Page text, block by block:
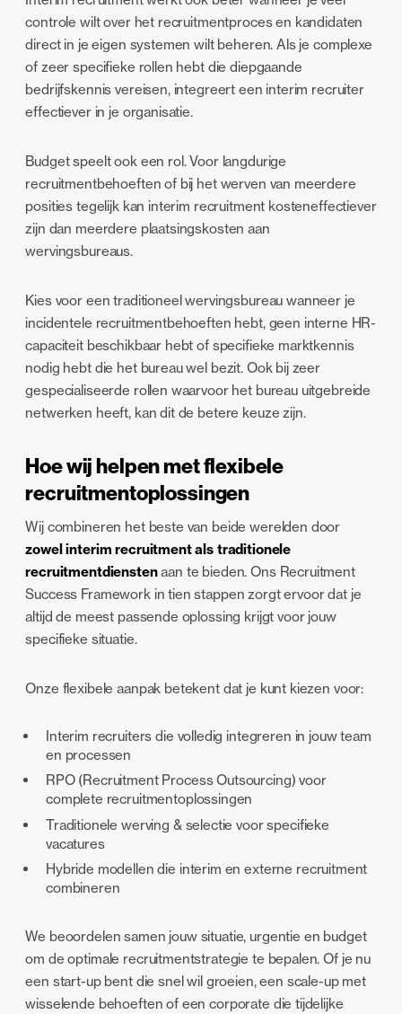
controle wilt over het recruitmentproces en kandidaten
direct in je eigen systemen wilt beheren. Als je complexe
of zeer specifieke rollen hebt die diepgaande
bedrijfskennis vereisen, integreert een interim recruiter
effectiever in je organisatie.
Budget speelt ook een rol. Voor langdurige
recruitmentbehoeften of bij het werven van meerdere
posities tegelijk kan interim recruitment kosteneffectiever
zijn dan meerdere plaatsingskosten aan
wervingsbureaus.
Kies voor een traditioneel wervingsbureau wanneer je
incidentele recruitmentbehoeften hebt, geen interne HR-
capaciteit beschikbaar hebt of specifieke marktkennis
nodig hebt die het bureau wel bezit. Ook bij zeer
gespecialiseerde rollen waarvoor het bureau uitgebreide
netwerken heeft, kan dit de betere keuze zijn.
Hoe wij helpen met flexibele
recruitmentoplossingen
Wij combineren het beste van beide werelden door
zowel interim recruitment als traditionele
recruitmentdienstenaan te bieden. Ons Recruitment
Success Framework in tien stappen zorgt ervoor dat je
altijd de meest passende oplossing krijgt voor jouw
specifieke situatie.
Onze flexibele aanpak betekent dat je kunt kiezen voor:
Interim recruiters die volledig integreren in jouw team
en processen
RPO (Recruitment Process Outsourcing) voor
complete recruitmentoplossingen
Traditionele werving & selectie voor specifieke
vacatures
Hybride modellen die interim en externe recruitment
combineren
We beoordelen samen jouw situatie, urgentie en budget
om de optimale recruitmentstrategie te bepalen. Of je nu
een start-up bent die snel wil groeien, een scale-up met
wisselende behoeften of een corporate die tijdelijke